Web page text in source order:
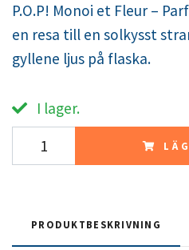
P.O.P! Monoi et Fleur –
en resa till en solkysst
gyllene ljus på flaska.
I lager.
PRODUKTBESKRIVNING